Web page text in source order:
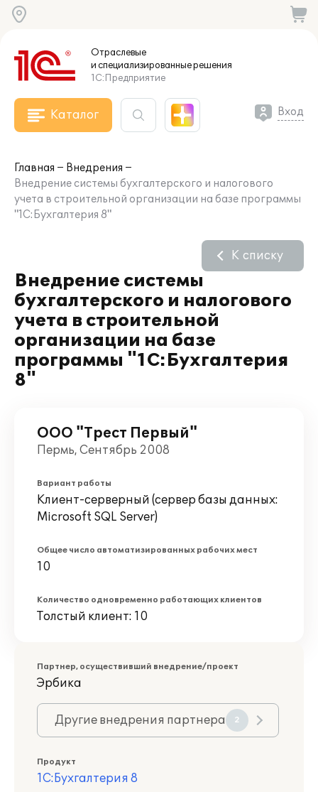
Отраслевые
и специализированныерешения
1С:Предприятие
Каталог Вход
Главная
Внедрения
Внедрение системы бухгалтерского и налогового
учета в строительной организации на базе программы
"1С:Бухгалтерия 8"
Внедрение системы
бухгалтерского и налогового
учета в строительной
организации на базе
программы "1С:Бухгалтерия
8"
К списку
ООО "Трест Первый"
Пермь, Сентябрь 2008
Вариант работы
Клиент-серверный (сервер базы данных:
Microsoft SQL Server)
Общее число автоматизированных рабочих мест
10
Количество одновременно работающих клиентов
Толстый клиент: 10
Партнер, осуществивший внедрение/проект
Эрбика
Другие внедрения партнера 2
Продукт
1С:Бухгалтерия 8